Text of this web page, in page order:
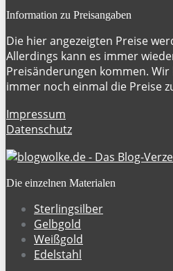
Information zu Preisangaben
Die hier angezeigten Preise
Allerdings kann es immer
Preisänderungen kommen.
immer noch einmal die Preise
Impressum
Datenschutz
Die einzelnen Materialen
Sterlingsilber
Gelbgold
Weißgold
Edelstahl